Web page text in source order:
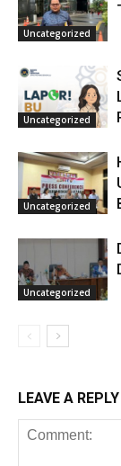
Uncategorized
Uncategorized
Uncategorized
Uncategorized
LEAVE A REPLY